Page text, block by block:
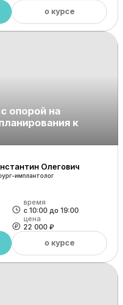
о курсе
опорой на
к
Олегович
имплантолог
время
с 10:00 до 19:00
цена
22 000 ₽
о курсе